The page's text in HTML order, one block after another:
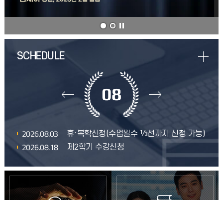
08
2026.08.03 휴·복학신청(수업일수 ⅓선까지 신청 가능)
2026.08.18 제2학기 수강신청